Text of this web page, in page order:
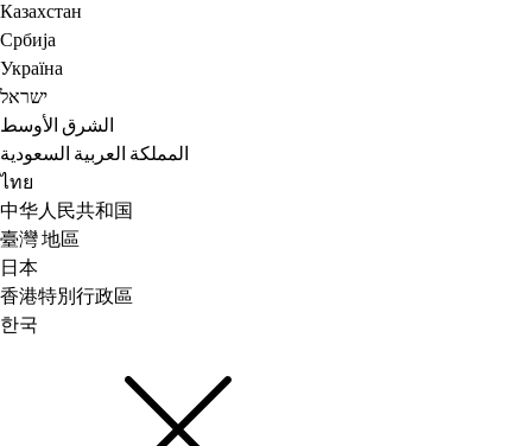
Казахстан
Србија
Україна
ישראל
الشرق الأوسط
المملكة العربية السعودية
ไทย
中华人民共和国
臺灣 地區
日本
香港特別行政區
한국